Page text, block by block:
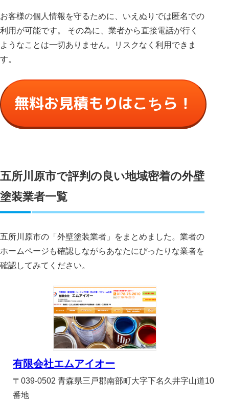
お客様の個⼈情報を守るために、いえぬりでは匿名での
利⽤が可能です。 その為に、業者から直接電話が⾏く
ようなことは⼀切ありません。リスクなく利⽤できま
す。
無料お見積もりはこちら！
五所川原市で評判の良い地域密着の外壁
塗装業者一覧
五所川原市の「外壁塗装業者」をまとめました。業者の
ホームページも確認しながらあなたにぴったりな業者を
確認してみてください。
有限会社エムアイオー
〒039-0502 青森県三戸郡南部町大字下名久井字山道10
番地